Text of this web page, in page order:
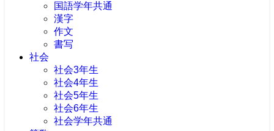
国語学年共通
漢字
作文
書写
社会
社会3年生
社会4年生
社会5年生
社会6年生
社会学年共通